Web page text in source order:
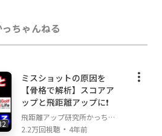
ちゃんねる
ミスショットの原因を
【骨格で解析】スコアア
ップと飛距離アップに❗️
飛距離アップ研究所かっちゃ
んねる
2.2万回視聴 ・ 4年前